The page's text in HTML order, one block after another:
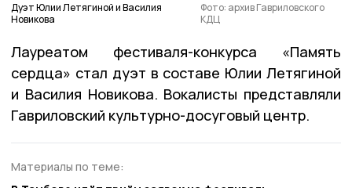
Дуэт Юлии Летягиной и Василия
Новикова
Фото: архив Гавриловского
КДЦ
Лауреатом фестиваля-конкурса «Память
сердца» стал дуэт в составе Юлии Летягиной
и Василия Новикова. Вокалисты представляли
Гавриловский культурно-досуговый центр.
Материалы по теме: